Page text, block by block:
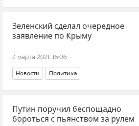
Зеленский сделал очередное
заявление по Крыму
3 марта 2021, 16:06
Новости Политика
Путин поручил беспощадно
бороться с пьянством за рулем